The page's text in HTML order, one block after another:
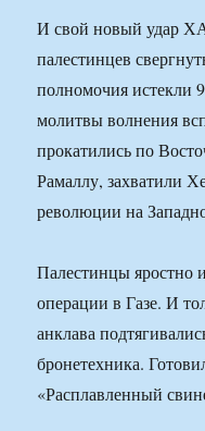
И свой новый удар
палестинцев
полномочия истекли
молитвы волнения
прокатились по
Рамаллу, захватили
революции на
Палестинцы яростно
операции в Газе. И
анклава
бронетехника.
«Расплавленный